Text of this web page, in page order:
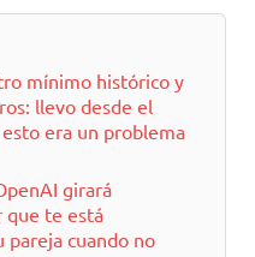
mínimo histórico y
llevo desde el
era un problema
girará
que te está
pareja cuando no